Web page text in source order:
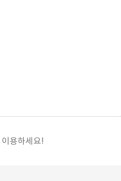
용하세요!